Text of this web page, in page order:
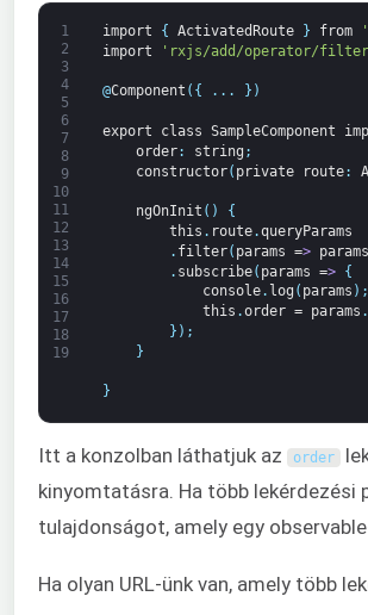
1
2
3
4
5
6
7
8
9
10
11
12
13
14
15
16
17
18
19
import { ActivatedRoute } from
import
'rxjs/add/operator/
@Component ( { . . . } )
export class SampleComponent
order: string ;
constructor( private route:
ngOnInit ( )
{
this . route.queryParams
. filter( params => params
. subscribe( params =>
{
console. log ( params ) ;
this .order = params .
} ) ;
}
}
Itt a konzolban láthatjuk az order
kinyomtatásra. Ha több lekérdezési
tulajdonságot, amely egy
Ha olyan URL-ünk van, amely több